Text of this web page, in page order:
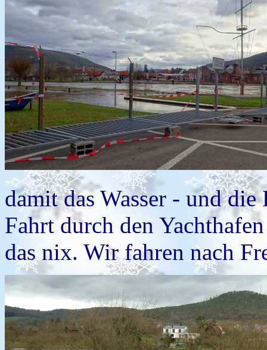
damit das Wasser - und
Fahrt durch den
das nix. Wir fahren nach